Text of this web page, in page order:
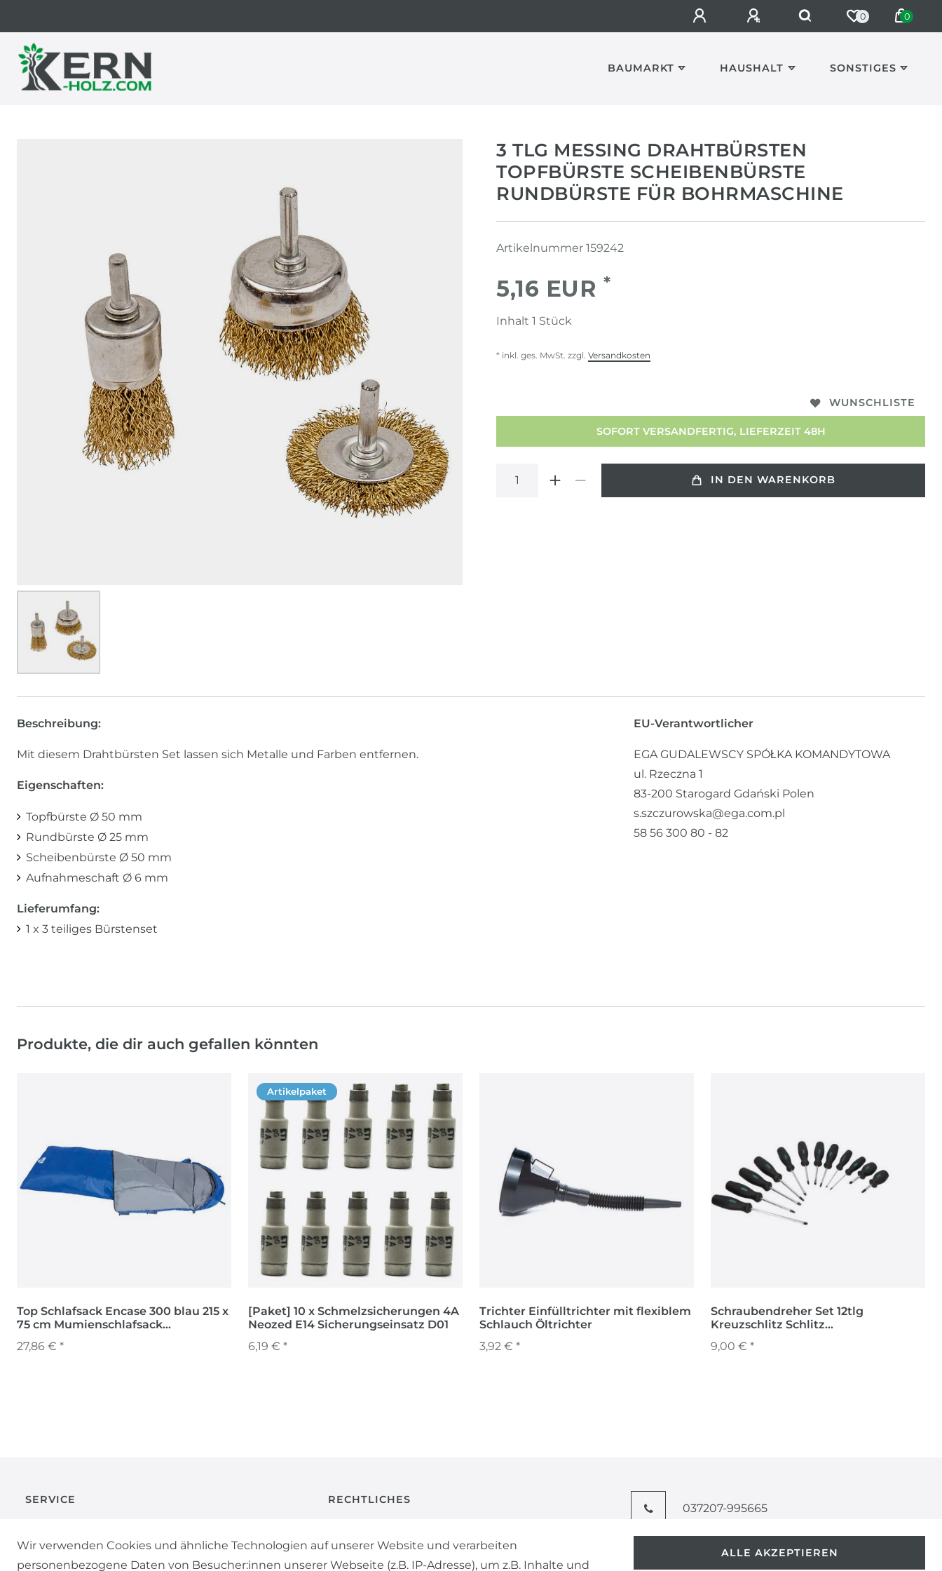
0 0
BAUMARKT HAUSHALT SONSTIGES
3 TLG MESSING DRAHTBÜRSTEN
TOPFBÜRSTE SCHEIBENBÜRSTE
RUNDBÜRSTE FÜR BOHRMASCHINE
Artikelnummer 159242
5,16 EUR *
Inhalt 1 Stück
* inkl. ges. MwSt. zzgl. Versandkosten
WUNSCHLISTE
SOFORT VERSANDFERTIG, LIEFERZEIT 48H
IN DEN WARENKORB
Beschreibung:
Mit diesem Drahtbürsten Set lassen sich Metalle und Farben entfernen.
Eigenschaften:
Topfbürste Ø 50 mm
Rundbürste Ø 25 mm
Scheibenbürste Ø 50 mm
Aufnahmeschaft Ø 6 mm
Lieferumfang:
1 x 3 teiliges Bürstenset
EU-Verantwortlicher
EGA GUDALEWSCY SPÓŁKA KOMANDYTOWA
ul. Rzeczna 1
83-200 Starogard Gdański Polen
s.szczurowska@ega.com.pl
58 56 300 80 - 82
Produkte, die dir auch gefallen könnten
Top Schlafsack Encase 300 blau 215 x
75 cm Mumienschlafsack
27,86 € *
Artikelpaket
[Paket] 10 x Schmelzsicherungen 4A
Neozed E14 Sicherungseinsatz D01
6,19 € *
Trichter Einfülltrichter mit flexiblem
Schlauch Öltrichter
3,92 € *
Schraubendreher Set 12tlg
Kreuzschlitz Schlitz
9,00 € *
SERVICE RECHTLICHES
037207-995665
info@kern-holz.com
Wir verwenden Cookies und ähnliche Technologien auf unserer Website und verarbeiten
personenbezogene Daten von Besucher:innen unserer Webseite (z.B. IP-Adresse), um z.B. Inhalte und
ALLE AKZEPTIEREN